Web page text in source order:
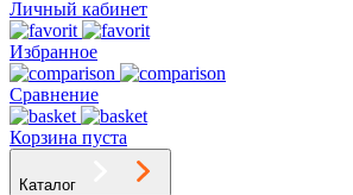
Личный кабинет
Избранное
Сравнение
Корзина пуста
Каталог